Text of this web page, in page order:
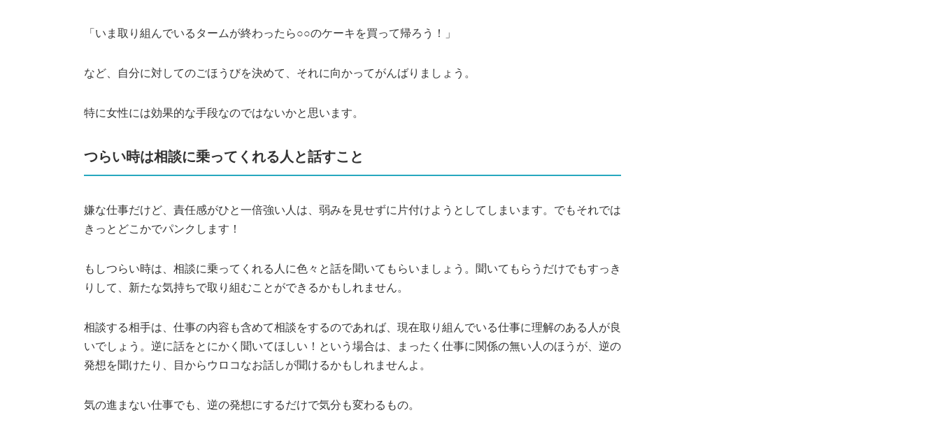
「いま取り組んでいるタームが終わったら○○のケーキを買って帰ろう！」
など、自分に対してのごほうびを決めて、それに向かってがんばりましょう。
特に女性には効果的な手段なのではないかと思います。
つらい時は相談に乗ってくれる人と話すこと
嫌な仕事だけど、責任感がひと一倍強い人は、弱みを見せずに片付けようとしてしまいます。でもそれでは
きっとどこかでパンクします！
もしつらい時は、相談に乗ってくれる人に色々と話を聞いてもらいましょう。聞いてもらうだけでもすっき
りして、新たな気持ちで取り組むことができるかもしれません。
相談する相手は、仕事の内容も含めて相談をするのであれば、現在取り組んでいる仕事に理解のある人が良
いでしょう。逆に話をとにかく聞いてほしい！という場合は、まったく仕事に関係の無い人のほうが、逆の
発想を聞けたり、目からウロコなお話しが聞けるかもしれませんよ。
気の進まない仕事でも、逆の発想にするだけで気分も変わるもの。